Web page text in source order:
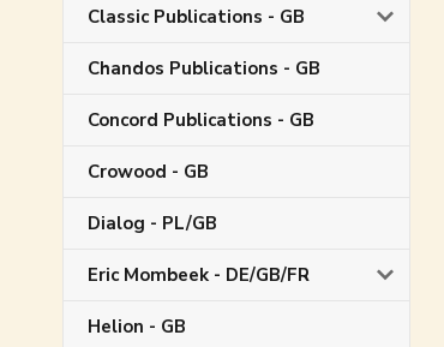
Classic Publications - GB
Chandos Publications - GB
Concord Publications - GB
Crowood - GB
Dialog - PL/GB
Eric Mombeek - DE/GB/FR
Helion - GB